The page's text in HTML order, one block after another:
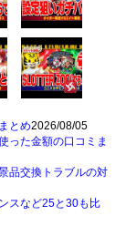
とめ2026/08/05
った金額の口コミま
品交換トラブルの対
スなど25と30も比